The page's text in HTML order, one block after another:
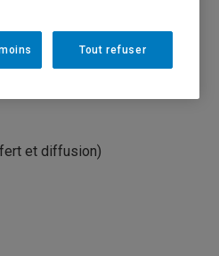
et diffusion)
Tout refuser